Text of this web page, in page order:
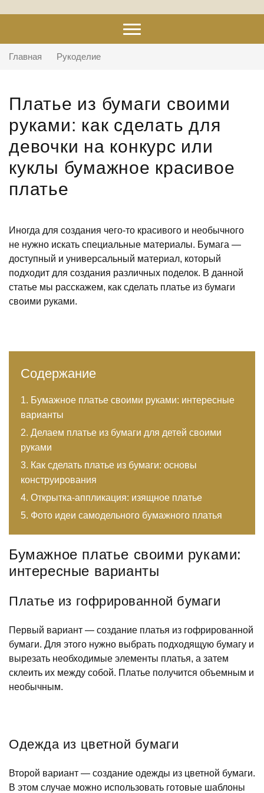
Главная Рукоделие
Платье из бумаги своими
руками: как сделать для
девочки на конкурс или
куклы бумажное красивое
платье
Иногда для создания чего-то красивого и необычного
не нужно искать специальные материалы. Бумага —
доступный и универсальный материал, который
подходит для создания различных поделок. В данной
статье мы расскажем, как сделать платье из бумаги
своими руками.
Содержание
Бумажное платье своими руками: интересные
варианты
Делаем платье из бумаги для детей своими
руками
Как сделать платье из бумаги: основы
конструирования
Открытка-аппликация: изящное платье
Фото идеи самодельного бумажного платья
Бумажное платье своими руками:
интересные варианты
Платье из гофрированной бумаги
Первый вариант — создание платья из гофрированной
бумаги. Для этого нужно выбрать подходящую бумагу и
вырезать необходимые элементы платья, а затем
склеить их между собой. Платье получится объемным и
необычным.
Одежда из цветной бумаги
Второй вариант — создание одежды из цветной бумаги.
В этом случае можно использовать готовые шаблоны